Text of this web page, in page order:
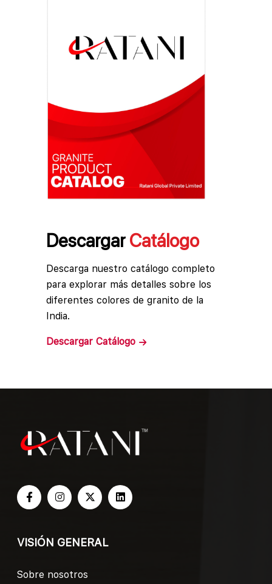
DescargarCatálogo
Descarga nuestro catálogo completo
para explorar más detalles sobre los
diferentes colores de granito de la
India.
Descargar Catálogo
VISIÓN GENERAL
Sobre nosotros